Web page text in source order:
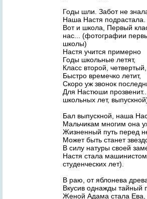
Годы шли. Забот не
Наша Настя подрастала.
Вот и школа, Первый
нас... (фотографии
школы)
Настя учится примерно
Годы школьные летят,
Класс второй,
Быстро времечко летит,
Скоро уж звонок
Для Настюши
школьных лет,
Бал выпускной, наша
Мальчикам многим она
Жизненный путь перед
Может быть станет
В силу натуры своей
Настя стала
студенческих лет).
В раю, от яблонева
Вкусив однажды тайный
Женой Адама стала Ева,